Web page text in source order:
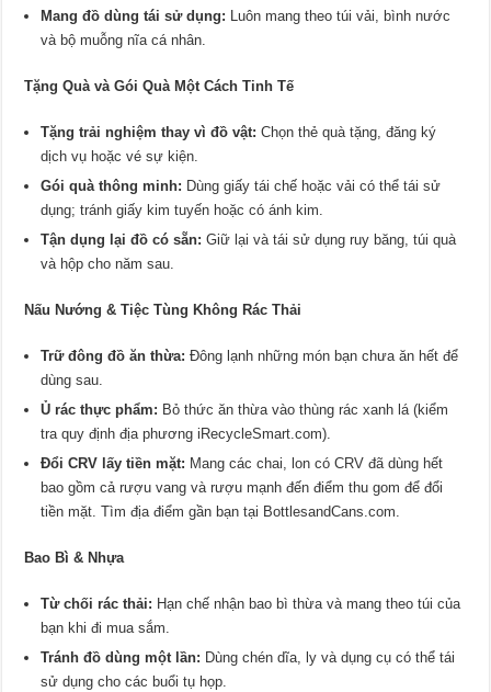
Mang đồ dùng tái sử dụng: Luôn mang theo túi vải, bình nước
và bộ muỗng nĩa cá nhân.
Tặng Quà và Gói Quà Một Cách Tinh Tế
Tặng trải nghiệm thay vì đồ vật:Chọn thẻ quà tặng, đăng ký
dịch vụ hoặc vé sự kiện.
Gói quà thông minh: Dùng giấy tái chế hoặc vải có thể tái sử
dụng; tránh giấy kim tuyến hoặc có ánh kim.
Tận dụng lại đồ có sẵn:Giữ lại và tái sử dụng ruy băng, túi quà
và hộp cho năm sau.
Nấu Nướng & Tiệc Tùng Không Rác Thải
Trữ đông đồ ăn thừa: Đông lạnh những món bạn chưa ăn hết để
dùng sau.
Ủ rác thực phẩm: Bỏ thức ăn thừa vào thùng rác xanh lá (kiểm
tra quy định địa phương iRecycleSmart.com).
Đổi CRV lấy tiền mặt: Mang các chai, lon có CRV đã dùng hết
bao gồm cả rượu vang và rượu mạnh đến điểm thu gom để đổi
tiền mặt. Tìm địa điểm gần bạn tại BottlesandCans.com.
Bao Bì & Nhựa
Từ chối rác thải: Hạn chế nhận bao bì thừa và mang theo túi của
bạn khi đi mua sắm.
Tránh đồ dùng một lần: Dùng chén dĩa, ly và dụng cụ có thể tái
sử dụng cho các buổi tụ họp.